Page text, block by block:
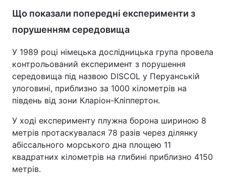
Що показали попередні експерименти з
порушенням середовища
У 1989 році німецька дослідницька група провела
контрольований експеримент з порушення
середовища під назвою DISCOL у Перуанській
улоговині, приблизно за 1000 кілометрів на
південь від зони Кларіон-Кліппертон.
У ході експерименту плужна борона шириною 8
метрів протаскувалася 78 разів через ділянку
абіссального морського дна площею 11
квадратних кілометрів на глибині приблизно 4150
метрів.